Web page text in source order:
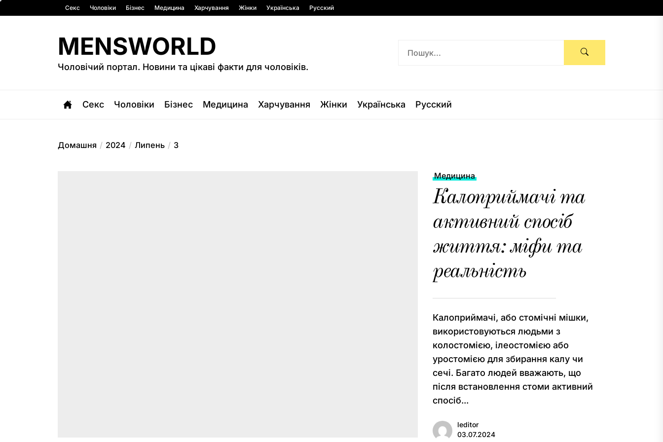
до
Секс Чоловіки Бізнес Медицина Харчування Жінки Українська Русский
MENSWORLD
Чоловічий портал. Новини та цікаві факти для чоловіків.
Секс Чоловіки Бізнес Медицина Харчування Жінки Українська Русский
Домашня 2024 Липень 3
Медицина
Калоприймачі та
активний спосіб
життя: міфи та
реальність
Калоприймачі, або стомічні мішки,
використовуються людьми з
колостомією, ілеостомією або
уростомією для збирання калу чи
сечі. Багато людей вважають, що
після встановлення стоми активний
спосіб...
leditor
03.07.2024